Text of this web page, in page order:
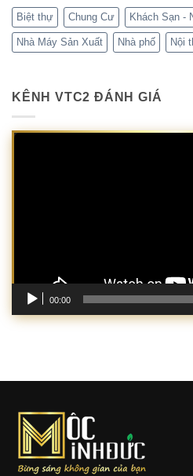
Biệt thự Chung Cư Khách Sạn -
Nhà Máy Sản Xuất Nhà phố Nội
KÊNH VTC2 ĐÁNH GIÁ
Trình
00:00